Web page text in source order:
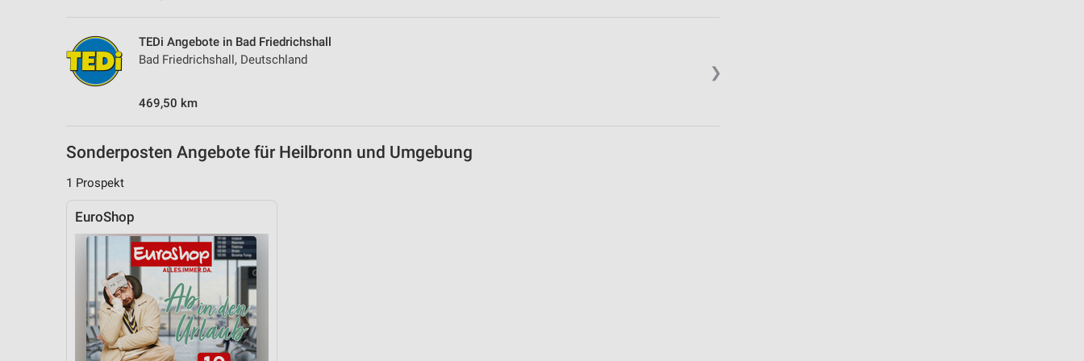
❯
TEDi Angebote in Bad Friedrichshall
Bad Friedrichshall, Deutschland
469,50 km
Sonderposten Angebote für Heilbronn und Umgebung
1 Prospekt
EuroShop